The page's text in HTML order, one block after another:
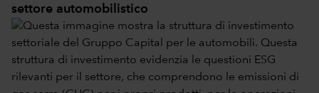
settore automobilistico